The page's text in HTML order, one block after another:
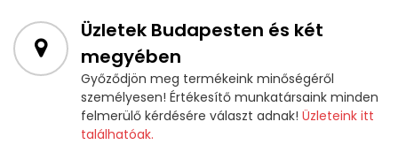
Üzletek Budapesten és két
megyében
Győződjön meg termékeink minőségéről
személyesen! Értékesítő munkatársaink minden
felmerülő kérdésére választ adnak! Üzleteink itt
találhatóak.